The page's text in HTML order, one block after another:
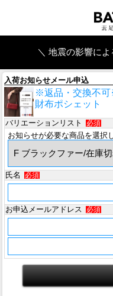
＼ 地震の影響に
入荷お知らせメール申込
※返品・交換不
財布ポシェット
バリエーションリスト 必須
お知らせが必要な商品を選択
氏名 必須
お申込メールアドレス 必須